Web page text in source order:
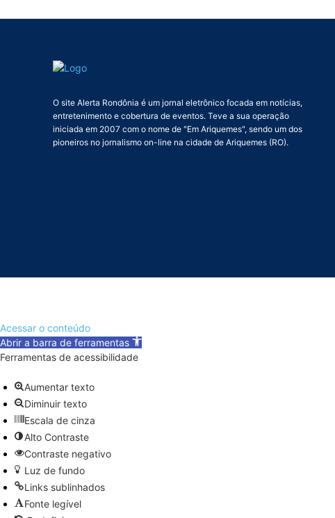
O site Alerta Rondônia é um jornal eletrônico focada em notícias,
entretenimento e cobertura de eventos. Teve a sua operação
iniciada em 2007 com o nome de "Em Ariquemes", sendo um dos
pioneiros no jornalismo on-line na cidade de Ariquemes (RO).
Acessar o conteúdo
Abrir a barra de ferramentas
Ferramentas de acessibilidade
Aumentar texto
Diminuir texto
Escala de cinza
Alto Contraste
Contraste negativo
Luz de fundo
Links sublinhados
Fonte legível